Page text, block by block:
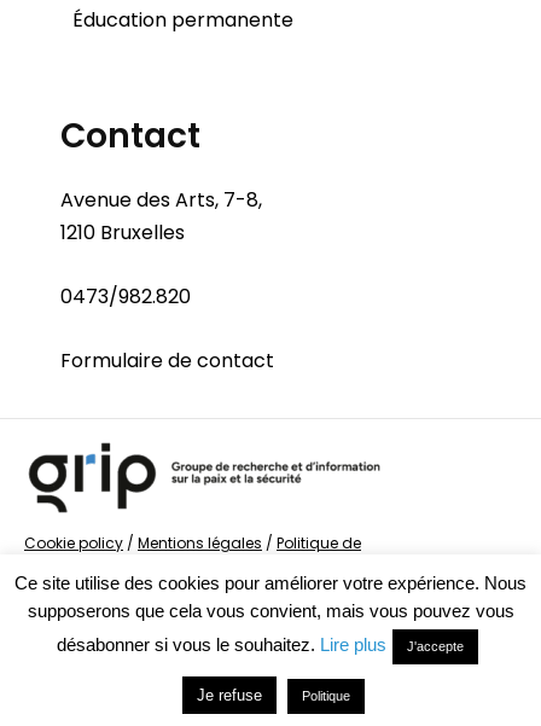
Éducation permanente
Contact
Avenue des Arts, 7-8,
1210 Bruxelles
0473/982.820
Formulaire de contact
Cookie policy / Mentions légales / Politique de
la Sécurité
Ce site utilise des cookies pour améliorer votre expérience. Nous
supposerons que cela vous convient, mais vous pouvez vous
désabonner si vous le souhaitez. Lire plus J'accepte
Je refuse Politique